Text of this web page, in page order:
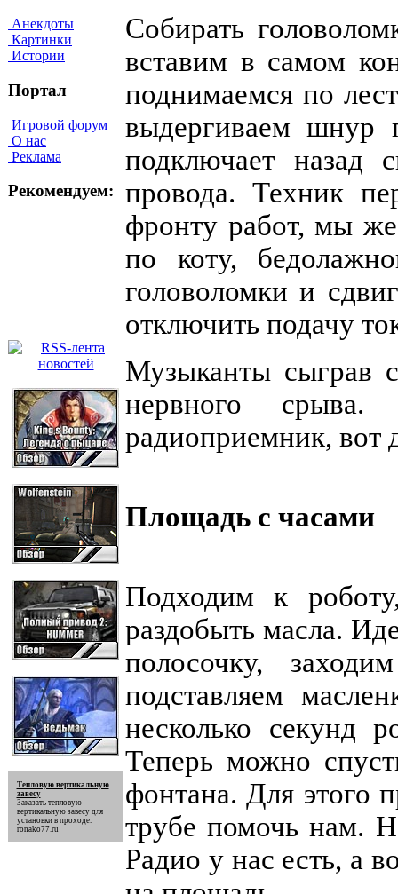
Анекдоты
Картинки
Истории
Портал
Игровой форум
О нас
Реклама
Рекомендуем:
Тепловую вертикальную
завесу
Заказать тепловую
вертикальную завесудля
установки в проходе.
ronako77.ru
Собирать
вставим в самом
поднимаемся по
выдергиваем шнур
подключает назад
провода. Техник
фронту работ, мы
по коту,
головоломки и
отключить подачу
Музыканты сыграв
нервного
радиоприемник, вот
Площадь с часами
Подходим к
раздобыть масла.
полосочку,
подставляем
несколько секунд
Теперь можно
фонтана. Для этого
трубе помочь нам.
Радио у нас есть, а